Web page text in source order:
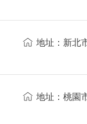
地址：新北
地址：桃園